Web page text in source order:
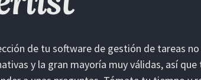
de tu software de gestión de tareas
y la gran mayoría muy válidas, así